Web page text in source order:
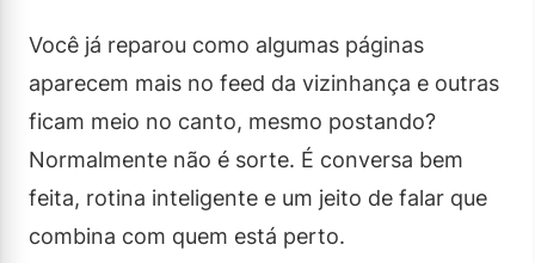
Você já reparou como algumas páginas
aparecem mais no feed da vizinhança e outras
ficam meio no canto, mesmo postando?
Normalmente não é sorte. É conversa bem
feita, rotina inteligente e um jeito de falar que
combina com quem está perto.